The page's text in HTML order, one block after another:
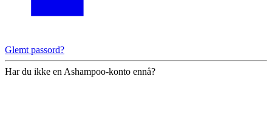
Glemt passord?
Har du ikke en Ashampoo-konto ennå?